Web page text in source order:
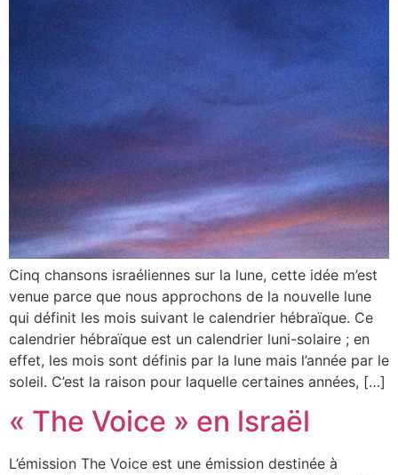
Cinq chansons israéliennes sur la lune, cette idée m’est
venue parce que nous approchons de la nouvelle lune
qui définit les mois suivant le calendrier hébraïque. Ce
calendrier hébraïque est un calendrier luni-solaire ; en
effet, les mois sont définis par la lune mais l’année par le
soleil. C’est la raison pour laquelle certaines années, […]
« The Voice » en lsraël
L’émission The Voice est une émission destinée à